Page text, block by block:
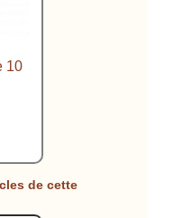
10
de cette